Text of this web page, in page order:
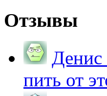
Отзывы
пить от